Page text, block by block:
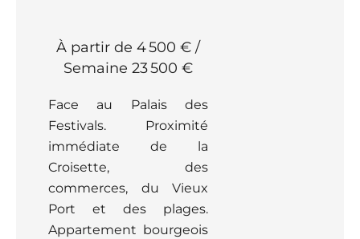
À partir de 4 500 € /
Semaine23 500 €
Face au Palais des
Festivals. Proximité
immédiate de la
Croisette, des
commerces, du Vieux
Port et des plages.
Appartement bourgeois